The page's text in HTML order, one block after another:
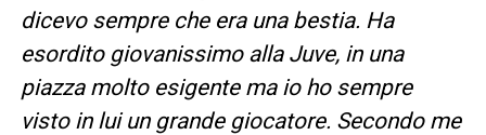
dicevo sempre che era una bestia. Ha
esordito giovanissimo alla Juve, in una
piazza molto esigente ma io ho sempre
visto in lui un grande giocatore. Secondo me